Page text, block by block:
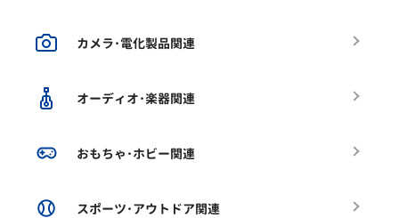
カメラ･電化製品関連
オーディオ･楽器関連
おもちゃ･ホビー関連
スポーツ･アウトドア関連